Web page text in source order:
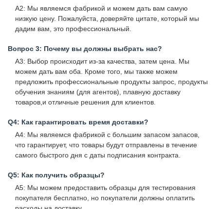
A2: Мы являемся фабрикой и можем дать вам самую
низкую цену. Пожалуйста, доверяйте цитате, который мы
дадим вам, это профессиональный.
Вопрос 3: Почему вы должны выбрать нас?
A3: Выбор происходит из-за качества, затем цена. Мы
можем дать вам оба. Кроме того, мы также можем
предложить профессиональные продукты запрос, продукты
обучения знаниям (для агентов), плавную доставку
товаров,и отличные решения для клиентов.
Q4: Как гарантировать время доставки?
A4: Мы являемся фабрикой с большим запасом запасов,
что гарантирует, что товары будут отправлены в течение
самого быстрого дня с даты подписания контракта.
Q5: Как получить образцы?
A5: Мы можем предоставить образцы для тестирования
покупателя бесплатно, но покупатели должны оплатить